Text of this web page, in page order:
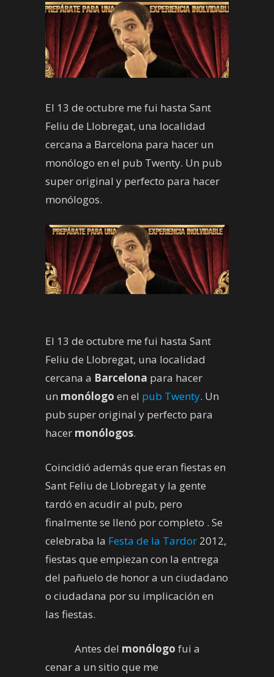
El 13 de octubre me fui hasta Sant
Feliu de Llobregat, una localidad
cercana a Barcelona para hacer un
monólogo en el pub Twenty. Un pub
super original y perfecto para hacer
monólogos.
El 13 de octubre me fui hasta Sant
Feliu de Llobregat, una localidad
cercana a Barcelona para hacer
un monólogo en el pub Twenty. Un
pub super original y perfecto para
hacer monólogos.
Coincidió además que eran fiestas en
Sant Feliu de Llobregat y la gente
tardó en acudir al pub, pero
finalmente se llenó por completo . Se
celebraba la Festa de la Tardor 2012,
fiestas que empiezan con la entrega
del pañuelo de honor a un ciudadano
o ciudadana por su implicación en
las fiestas.
Antes del monólogo fui a
cenar a un sitio que me